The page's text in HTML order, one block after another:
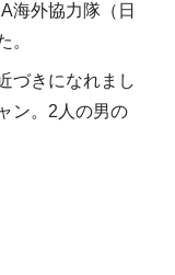
海外協力隊（日
。
づきになれまし
ン。2人の男の